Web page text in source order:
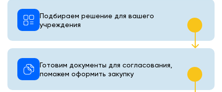
Подбираем решение для вашего
учреждения
Готовим документы для согласования,
поможем оформить закупку